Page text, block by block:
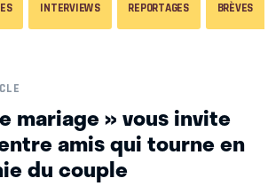
INTERVIEWS REPORTAGES BRÈVES
mariage » vous invite
amis qui tourne en
du couple